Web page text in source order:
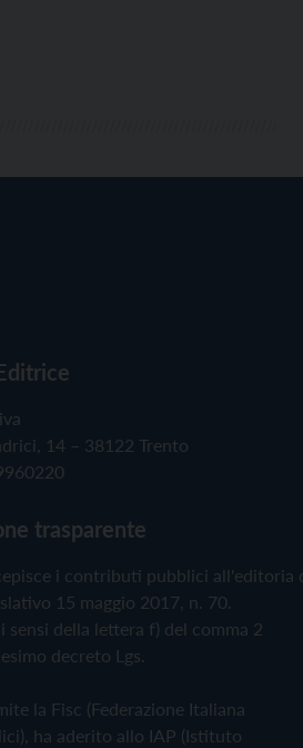
14 – 38122 Trento
trasparente
i contributi pubblici all'editoria
15 maggio 2017, n. 70.
sensi della lettera f) del comma 2
decreto Lgs.
la Fisc (Federazione Italiana
ha aderito allo IAP (Istituto